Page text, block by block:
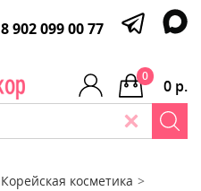
8 902 099 00 77
0 р.
0
Корейская косметика